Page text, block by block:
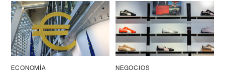
ECONOMÍA NEGOCIOS